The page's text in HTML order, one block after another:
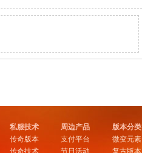
私服技术
传奇版本
传奇技术
周边产品
支付平台
节日活动
版本分类
微变元素
复古版本